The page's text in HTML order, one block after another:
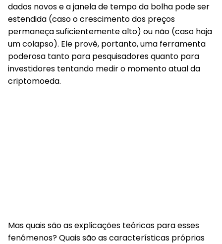
dados novos e a janela de tempo da bolha pode ser
estendida (caso o crescimento dos preços
permaneça suficientemente alto) ou não (caso haja
um colapso). Ele provê, portanto, uma ferramenta
poderosa tanto para pesquisadores quanto para
investidores tentando medir o momento atual da
criptomoeda.
Mas quais são as explicações teóricas para esses
fenômenos? Quais são as características próprias